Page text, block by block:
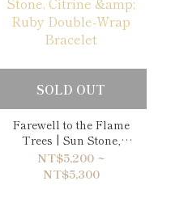
SOLD OUT
Farewell to the Flame
Trees | Sun Stone,
Citrine & Ruby Double-
Wrap Bracelet
NT$5,200 ~
NT$5,300